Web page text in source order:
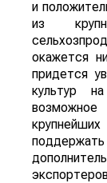
и
из
окажется
придется
культур